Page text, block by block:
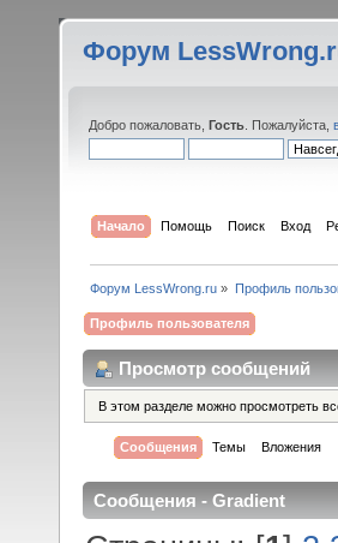
Форум
Добро пожаловать, Гость . Пожалуйста,
Начало Помощь Поиск Вход
Форум LessWrong.ru » Профиль
Профиль пользователя
Просмотр сообщений
В этом разделе можно просмотреть
Сообщения Темы Вложения
Сообщения - Gradient